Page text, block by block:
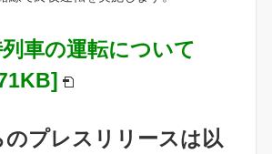
車の運転について
のプレスリリースは以